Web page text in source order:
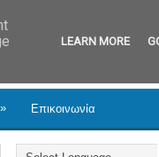
» Επικοινωνία
LEARN MORE